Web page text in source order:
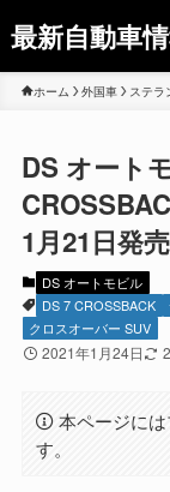
最新自動車
ホーム 外国車 ステラ
DS オート
1月21日発売
DS オートモビル
DS 7 CROSSBACK
クロスオーバー SUV
2021年1月24日
本ページに
す。